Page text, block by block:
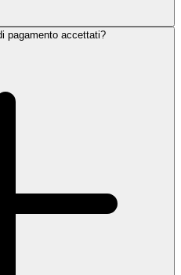
pagamento accettati?